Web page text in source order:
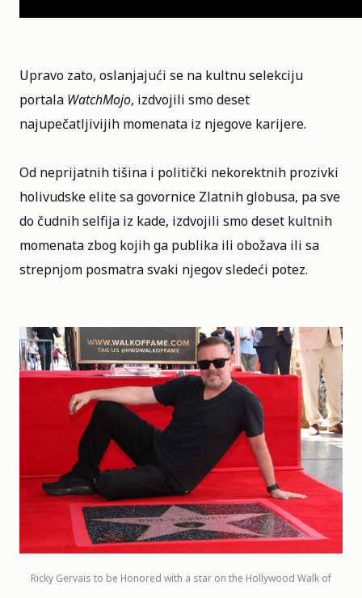
Upravo zato, oslanjajući se na kultnu selekciju
portala WatchMojo, izdvojili smo deset
najupečatljivijih momenata iz njegove karijere.
Od neprijatnih tišina i politički nekorektnih prozivki
holivudske elite sa govornice Zlatnih globusa, pa sve
do čudnih selfija iz kade, izdvojili smo deset kultnih
momenata zbog kojih ga publika ili obožava ili sa
strepnjom posmatra svaki njegov sledeći potez.
Ricky Gervais to be Honored with a star on the Hollywood Walk of